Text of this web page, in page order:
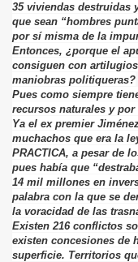
35 viviendas destruidas
que sean “hombres
por sí misma de la
Entonces, ¿porque el
consiguen con
maniobras politiqueras?
Pues como siempre
recursos naturales y
Ya el ex premier
muchachos que era la
PRACTICA, a pesar de
pues había que
14 mil millones en
palabra con la que se
la voracidad de las
Existen 216 conflictos
existen concesiones de
superficie. Territorios